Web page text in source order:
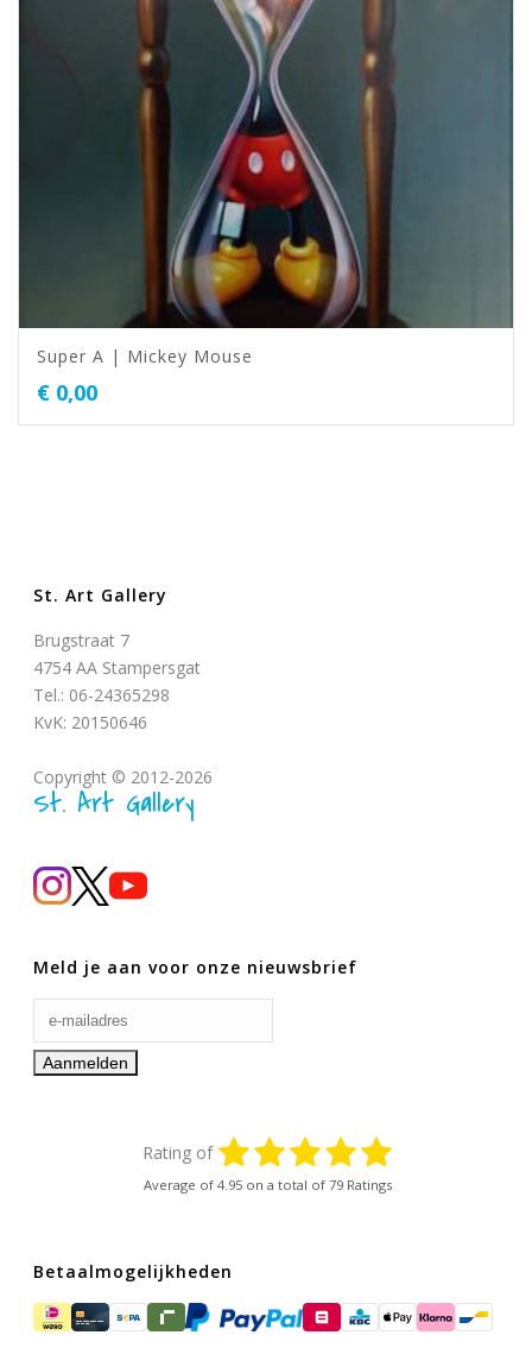
Super A | Mickey Mouse
€ 0,00
St. Art Gallery
Brugstraat 7
4754 AA Stampersgat
Tel.: 06-24365298
KvK: 20150646
Copyright © 2012-2026
St. Art Gallery
Meld je aan voor onze nieuwsbrief
Rating of
Average of 4.95 on a total of 79 Ratings
Betaalmogelijkheden